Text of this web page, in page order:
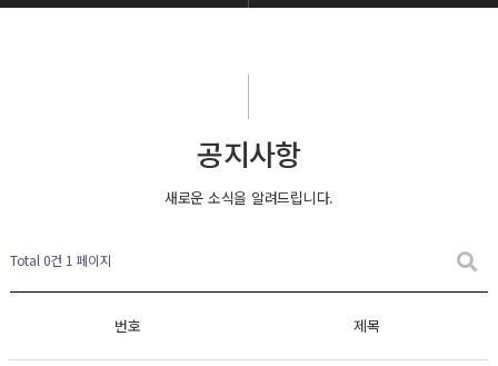
공지사항
새로운 소식을 알려드립니다.
Total 0건 1 페이지
번호 제목